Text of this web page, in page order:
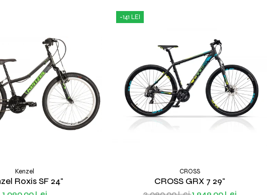
Kenzel
Roxis SF 24"
-141 LEI
CROSS
CROSS GRX 7 29"